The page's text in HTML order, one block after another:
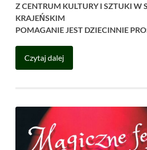
Z CENTRUM KULTURY I SZTUKI W
KRAJEŃSKIM
POMAGANIE JEST DZIECINNIE
Czytaj dalej